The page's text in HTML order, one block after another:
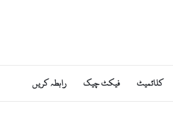
کلائمیٹ فیکٹ چیک رابطہ کریں